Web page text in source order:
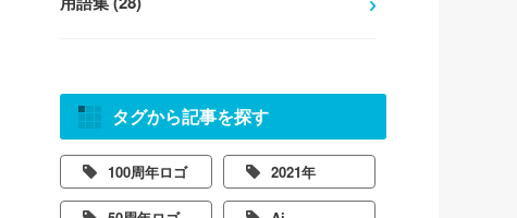
タグから記事を探す
100周年ロゴ 2021年